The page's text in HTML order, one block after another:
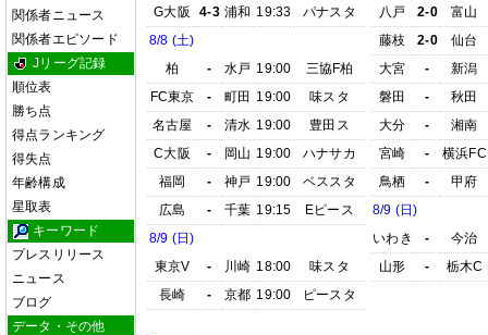
関係者ニュース
関係者エピソード
Jリーグ記録
順位表
勝ち点
得点ランキング
得失点
年齢構成
星取表
キーワード
プレスリリース
ニュース
ブログ
データ・その他
G大阪
4-3 浦和 19:33
パナスタ
8/8 (土)
柏
- 水戸 19:00
三協F柏
FC東京
- 町田 19:00
味スタ
名古屋
- 清水 19:00
豊田ス
C大阪
- 岡山 19:00
ハナサカ
福岡
- 神戸 19:00
ベススタ
広島
- 千葉 19:15
Eピース
8/9 (日)
東京V
- 川崎 18:00
味スタ
長崎
- 京都 19:00 ピースタ
八戸
2-0
富山
藤枝
2-0
仙台
大宮
-
新潟
磐田
-
秋田
大分
-
湘南
宮崎
-
横浜FC
鳥栖
-
甲府
8/9 (日)
いわき
-
今治
山形
- 栃木C